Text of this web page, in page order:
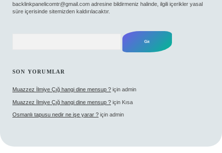
backlinkpanelicomtr@gmail.com adresine bildirmeniz halinde, ilgili içerikler yasal
süre içerisinde sitemizden kaldırılacaktır.
SON YORUMLAR
Muazzez İlmiye Çığ hangi dine mensup ? için admin
Muazzez İlmiye Çığ hangi dine mensup ? için Kısa
Osmanlı tapusu nedir ne işe yarar ? için admin